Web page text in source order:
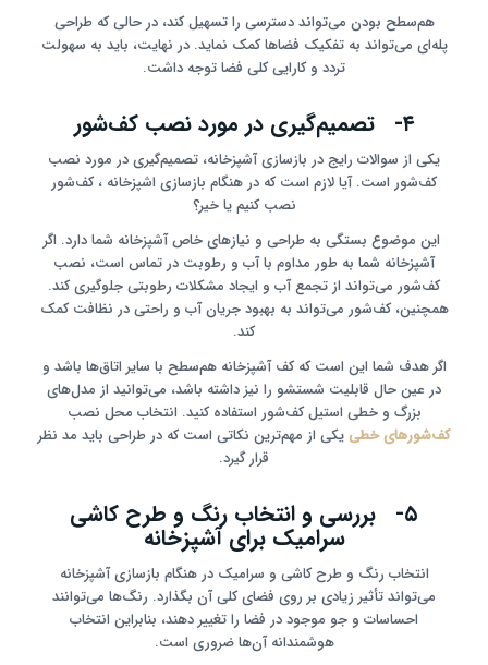
هم‌سطح بودن می‌تواند دسترسی را تسهیل کند، در حالی که طراحی
پله‌ای می‌تواند به تفکیک فضاها کمک نماید. در نهایت، باید به سهولت
تردد و کارایی کلی فضا توجه داشت.
۴- تصمیم‌گیری در مورد نصب کف‌شور
یکی از سوالات رایج در بازسازی آشپزخانه، تصمیم‌گیری در مورد نصب
کف‌شور است. آیا لازم است که در هنگام بازسازی اشپزخانه ، کف‌شور
نصب کنیم یا خیر؟
این موضوع بستگی به طراحی و نیازهای خاص آشپزخانه شما دارد. اگر
آشپزخانه شما به طور مداوم با آب و رطوبت در تماس است، نصب
کف‌شور می‌تواند از تجمع آب و ایجاد مشکلات رطوبتی جلوگیری کند.
همچنین، کف‌شور می‌تواند به بهبود جریان آب و راحتی در نظافت کمک
کند.
اگر هدف شما این است که کف آشپزخانه هم‌سطح با سایر اتاق‌ها باشد و
در عین حال قابلیت شستشو را نیز داشته باشد، می‌توانید از مدل‌های
بزرگ و خطی استیل کف‌شور استفاده کنید. انتخاب محل نصب
کف‌شورهای خطییکی از مهم‌ترین نکاتی است که در طراحی باید مد نظر
قرار گیرد.
۵- بررسی و انتخاب رنگ و طرح کاشی
سرامیک برای آشپزخانه
انتخاب رنگ و طرح کاشی و سرامیک در هنگام بازسازی آشپزخانه
می‌تواند تأثیر زیادی بر روی فضای کلی آن بگذارد. رنگ‌ها می‌توانند
احساسات و جو موجود در فضا را تغییر دهند، بنابراین انتخاب
هوشمندانه آن‌ها ضروری است.